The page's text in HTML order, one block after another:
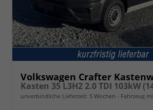
Volkswagen Crafter
unverbindliche Lieferzeit: 5 Wochen Fahrzeug